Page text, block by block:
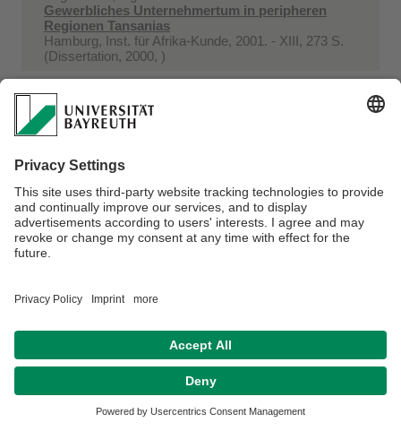
Gewerbliches Unternehmertum in peripheren
Regionen Tansanias
Hamburg, Inst. für Afrika-Kunde, 2001. - XIII, 273 S.
(Dissertation, 2000, )
Ulrich, Volker; Müller-Bohn, Thomas
Innovationen im Arzneimittelmarkt : Wie lassen
sich Arzneimittelinnovationen bei der Budgetbere
In:Deutsche Apotheker-Zeitung Bd. 141 (2001) Heft
2001
Instrumente, Erfolgskontrolle
2001, )
Egbert, Henrik